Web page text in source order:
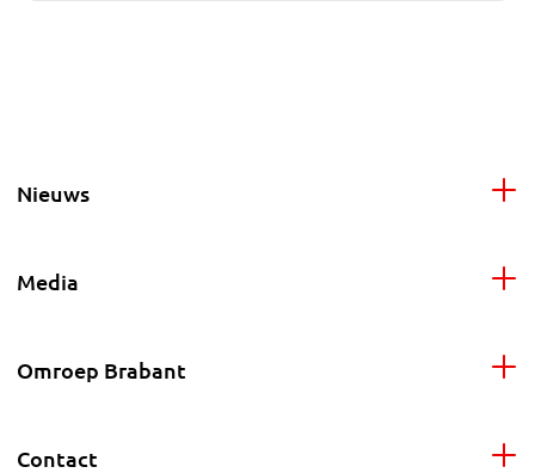
Nieuws
Media
Omroep Brabant
Contact